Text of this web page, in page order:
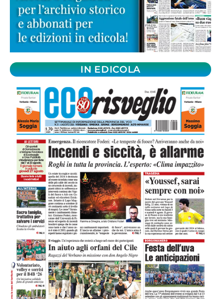
IN EDICOLA